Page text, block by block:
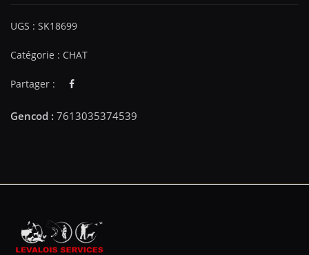
UGS : SK18699
Catégorie : CHAT
Partager :